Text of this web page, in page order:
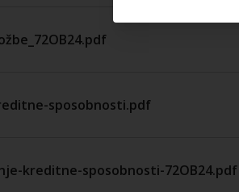
sposobnosti.pdf
kreditne-sposobnosti-72OB24.pdf